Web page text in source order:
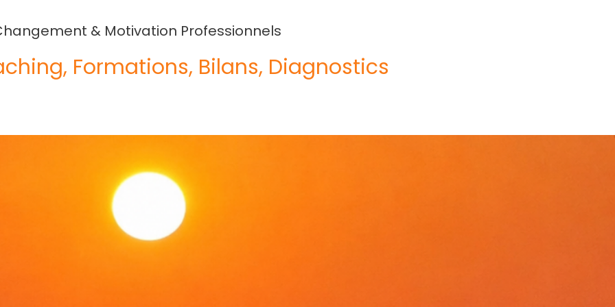
& Motivation Professionnels
Formations, Bilans, Diagnostics